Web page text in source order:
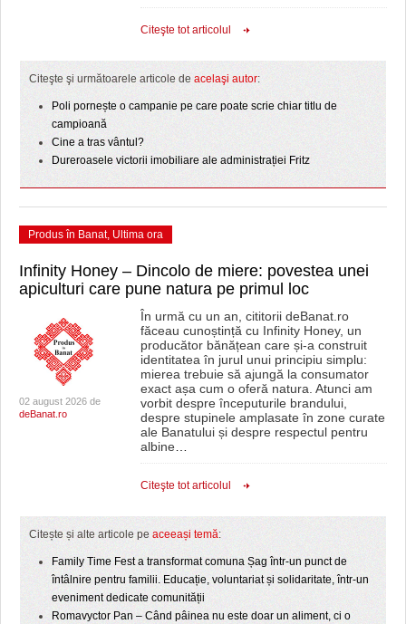
Citeşte tot articolul
Citeşte şi următoarele articole de acelaşi autor:
Poli pornește o campanie pe care poate scrie chiar titlu de
campioană
Cine a tras vântul?
Dureroasele victorii imobiliare ale administrației Fritz
Produs în Banat, Ultima ora
Infinity Honey – Dincolo de miere: povestea unei
apiculturi care pune natura pe primul loc
02 august 2026 de
deBanat.ro
În urmă cu un an, cititorii deBanat.ro
făceau cunoștință cu Infinity Honey, un
producător bănățean care și-a construit
identitatea în jurul unui principiu simplu:
mierea trebuie să ajungă la consumator
exact așa cum o oferă natura. Atunci am
vorbit despre începuturile brandului,
despre stupinele amplasate în zone curate
ale Banatului și despre respectul pentru
albine…
Citeşte tot articolul
Citește și alte articole pe aceeași temă:
Family Time Fest a transformat comuna Șag într-un punct de
întâlnire pentru familii. Educație, voluntariat și solidaritate, într-un
eveniment dedicate comunității
Romavyctor Pan – Când pâinea nu este doar un aliment, ci o